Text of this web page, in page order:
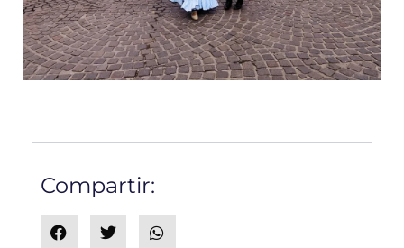
Compartir: